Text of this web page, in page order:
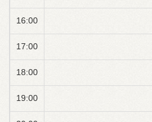
16:00
17:00
18:00
19:00